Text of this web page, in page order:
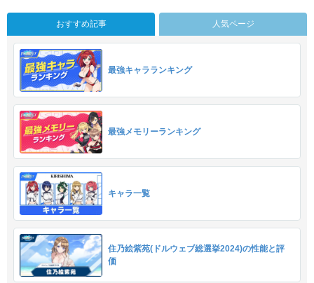
おすすめ記事 人気ページ
最強キャラランキング
最強メモリーランキング
キャラ一覧
住乃絵紫苑(ドルウェブ総選挙2024)の性能と評
価